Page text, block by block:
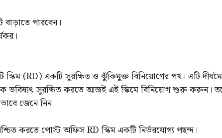
পারবেন।
(RD) একটি সুরক্ষিত ও ঝুঁকিমুক্ত বিনিয়োগের পথ। এটি
ভবিষ্যৎ সুরক্ষিত করতে আজই এই স্কিমে বিনিয়োগ শুরু করুন।
জেনে নিন।
করতে পোস্ট অফিস RD স্কিম একটি নির্ভরযোগ্য পছন্দ।